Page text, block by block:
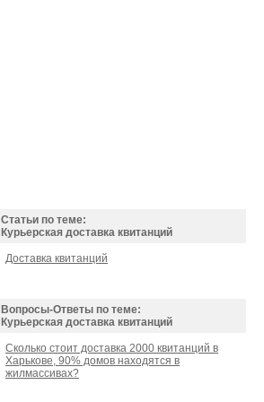
Статьи по теме:
Курьерская доставка квитанций
Доставка квитанций
Вопросы-Ответы по теме:
Курьерская доставка квитанций
Сколько стоит доставка 2000 квитанций в
Харькове, 90% домов находятся в
жилмассивах?